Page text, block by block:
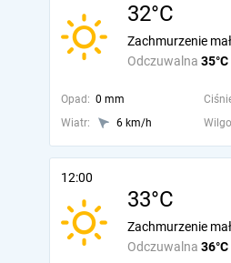
32°C
Odczuwalna 35°C
Zachmurzenie
Opad: 0 mm
Wiatr:
6 km/h
12:00
33°C
Odczuwalna 36°C
Zachmurzenie